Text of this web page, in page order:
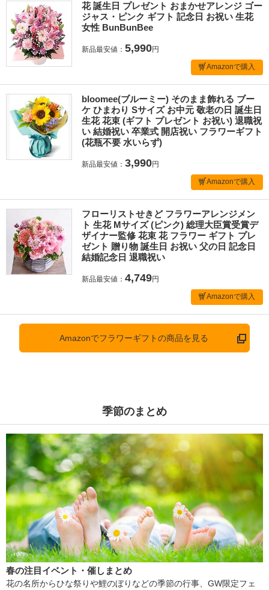
花 誕生日 プレゼント おまかせアレンジ ゴー
ジャス・ピンク ギフト 記念日 お祝い 生花
女性 BunBunBee
新品最安値： 5,990円
Amazonで購入
bloomee(ブルーミー) そのまま飾れる ブー
ケ ひまわり Sサイズ お中元 敬老の日 誕生日
生花 花束 (ギフト プレゼント お祝い) 退職祝
い 結婚祝い 卒業式 開店祝い フラワーギフト
(花瓶不要 水いらず)
新品最安値： 3,990円
Amazonで購入
フローリストせきど フラワーアレンジメン
ト 生花 Mサイズ (ピンク) 総理大臣賞受賞デ
ザイナー監修 花束 花 フラワー ギフト プレ
ゼント 贈り物 誕生日 お祝い 父の日 記念日
結婚記念日 退職祝い
新品最安値： 4,749円
Amazonで購入
Amazonでフラワーギフトの商品を見る
季節のまとめ
春の注目イベント・催しまとめ
花の名所からひな祭りや鯉のぼりなどの季節の行事、GW限定フェ